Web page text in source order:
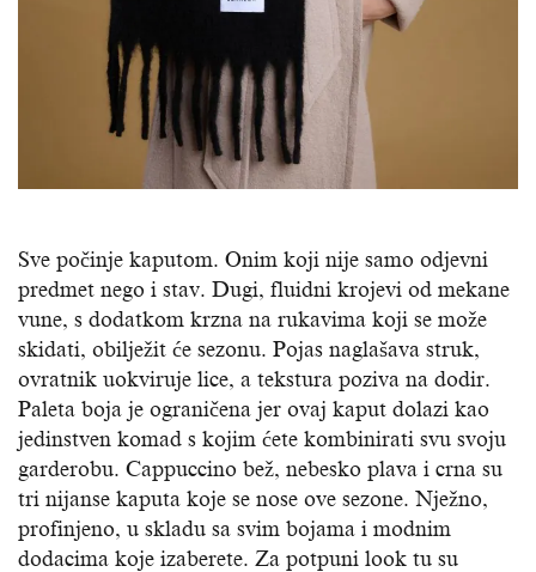
Sve počinje kaputom. Onim koji nije samo odjevni
predmet nego i stav. Dugi, fluidni krojevi od mekane
vune, s dodatkom krzna na rukavima koji se može
skidati, obilježit će sezonu. Pojas naglašava struk,
ovratnik uokviruje lice, a tekstura poziva na dodir.
Paleta boja je ograničena jer ovaj kaput dolazi kao
jedinstven komad s kojim ćete kombinirati svu svoju
garderobu. Cappuccino bež, nebesko plava i crna su
tri nijanse kaputa koje se nose ove sezone. Nježno,
profinjeno, u skladu sa svim bojama i modnim
dodacima koje izaberete. Za potpuni look tu su